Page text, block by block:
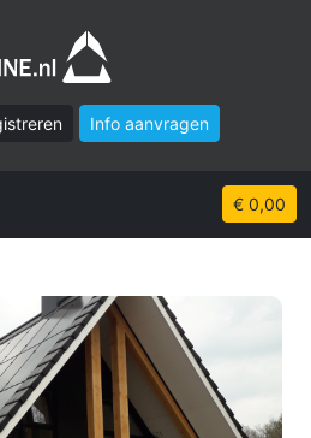
Info aanvragen
€ 0,00